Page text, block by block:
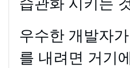
우수한 개발자
를 내려면 거기